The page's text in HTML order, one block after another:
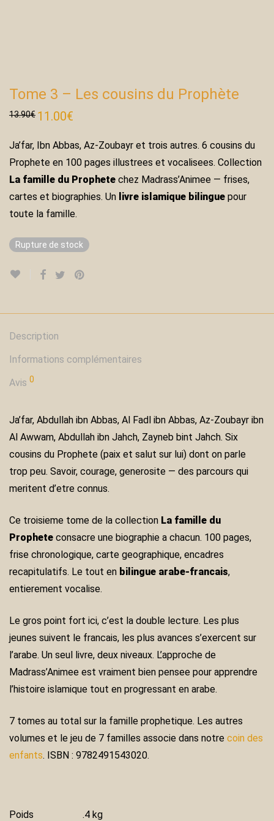
Tome 3 – Les cousins du Prophète
13.90€ Le
prix
était :
13.90€.
11.00€
est :
11.00€.
Ja’far, Ibn Abbas, Az-Zoubayr et trois autres. 6 cousins du
Prophete en 100 pages illustrees et vocalisees. Collection
La famille du Prophete chez Madrass’Animee — frises,
cartes et biographies. Un livre islamique bilingue pour
toute la famille.
Rupture de stock
Description
Informations complémentaires
Avis 0
Ja’far, Abdullah ibn Abbas, Al Fadl ibn Abbas, Az-Zoubayr ibn
Al Awwam, Abdullah ibn Jahch, Zayneb bint Jahch. Six
cousins du Prophete (paix et salut sur lui) dont on parle
trop peu. Savoir, courage, generosite — des parcours qui
meritent d’etre connus.
Ce troisieme tome de la collection La famille du
Prophete consacre une biographie a chacun. 100 pages,
frise chronologique, carte geographique, encadres
recapitulatifs. Le tout en bilingue arabe-francais,
entierement vocalise.
Le gros point fort ici, c’est la double lecture. Les plus
jeunes suivent le francais, les plus avances s’exercent sur
l’arabe. Un seul livre, deux niveaux. L’approche de
Madrass’Animee est vraiment bien pensee pour apprendre
l’histoire islamique tout en progressant en arabe.
7 tomes au total sur la famille prophetique. Les autres
volumes et le jeu de 7 familles associe dans notre coin des
enfants. ISBN : 9782491543020.
Poids .4 kg